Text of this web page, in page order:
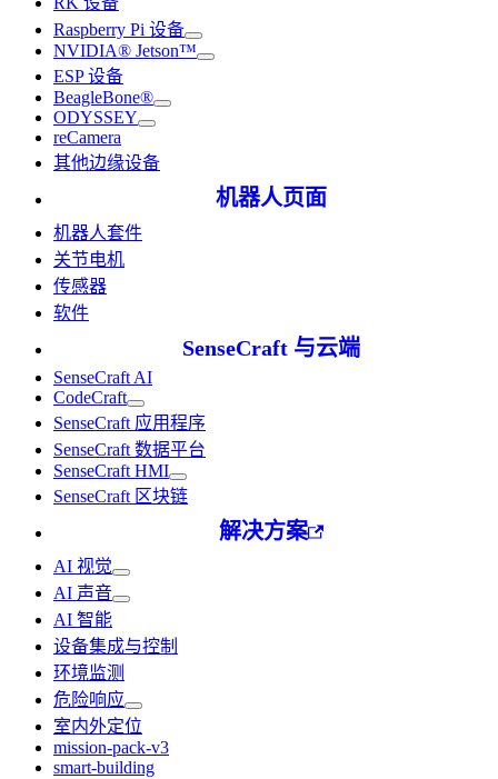
Raspberry Pi 设备
NVIDIA® Jetson™
ESP 设备
BeagleBone®
ODYSSEY
reCamera
其他边缘设备
机器人页面
机器人套件
关节电机
传感器
软件
SenseCraft 与云端
SenseCraft AI
CodeCraft
SenseCraft 应用程序
SenseCraft 数据平台
SenseCraft HMI
SenseCraft 区块链
解决方案
AI 视觉
AI 声音
AI 智能
设备集成与控制
环境监测
危险响应
室内外定位
mission-pack-v3
smart-building